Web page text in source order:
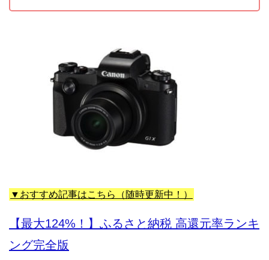
▼おすすめ記事はこちら（随時更新中！）
【最大124%！】ふるさと納税 高還元率ランキ
ング完全版